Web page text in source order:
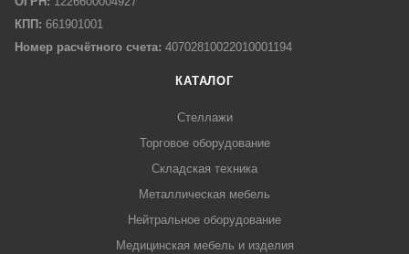
КПП: 661901001
Номер расчётного счета: 40702810022010001194
КАТАЛОГ
Стеллажи
Торговое оборудование
Складская техника
Металлическая мебель
Нейтральное оборудование
Медицинская мебель и изделия